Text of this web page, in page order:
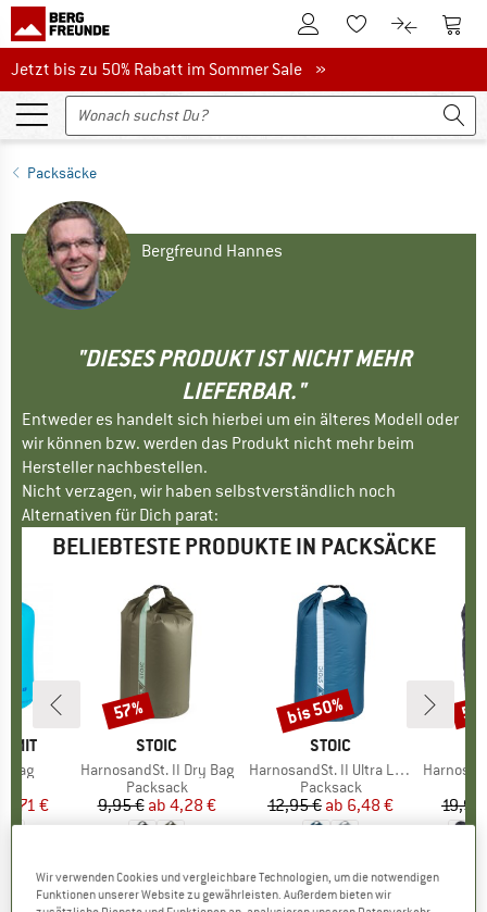
Zum KundenkontoZum Merkzettel.
Zum Zum
Jetzt bis zu 50% Rabatt im Sommer Sale
Jetzt bis zu 50% Rabatt im Sommer Sale »
Packsäcke
Bergfreund Hannes
"DIESES PRODUKT IST NICHT MEHR
LIEFERBAR."
Entweder es handelt sich hierbei um ein älteres Modell oder
wir können bzw. werden das Produkt nicht mehr beim
Hersteller nachbestellen.
Nicht verzagen, wir haben selbstverständlich noch
Alternativen für Dich parat:
BELIEBTESTE PRODUKTE IN PACKSÄCKE
Bag
Preis
€
MARKE
STOIC
Artikel
HarnosandSt. II Dry Bag
Produktgruppe
Packsack
Preis
9,95 € reduzierter Preis
ab 4,28 €
Rabatt
57%
MARKE
STOIC
Artikel
HarnosandSt. II Ultra Lite Dry Bag
Produktgruppe
Packsack
Preis
12,95 € reduzierter Preis
ab 6,48 €
Rabatt
bis 50%
Artikel
HarnosandSt.
19,95
Wir verwenden Cookies und vergleichbare Technologien, um die notwendigen
Funktionen unserer Website zu gewährleisten. Außerdem bieten wir